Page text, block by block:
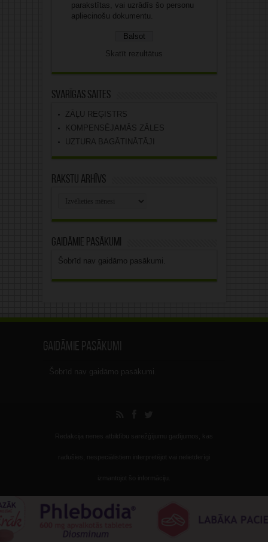
parakstītas, vai uzrādīs šo personu
apliecinošu dokumentu.
Skatīt rezultātus
Svarīgas saites
ZĀĻU REĢISTRS
KOMPENSĒJAMĀS ZĀLES
UZTURA BAGĀTINĀTĀJI
Rakstu arhīvs
Gaidāmie pasākumi
Šobrīd nav gaidāmo pasākumi.
Gaidāmie pasākumi
Šobrīd nav gaidāmo pasākumi.
Redakcija nenes atbildību sarežģījumu gadījumos, kas